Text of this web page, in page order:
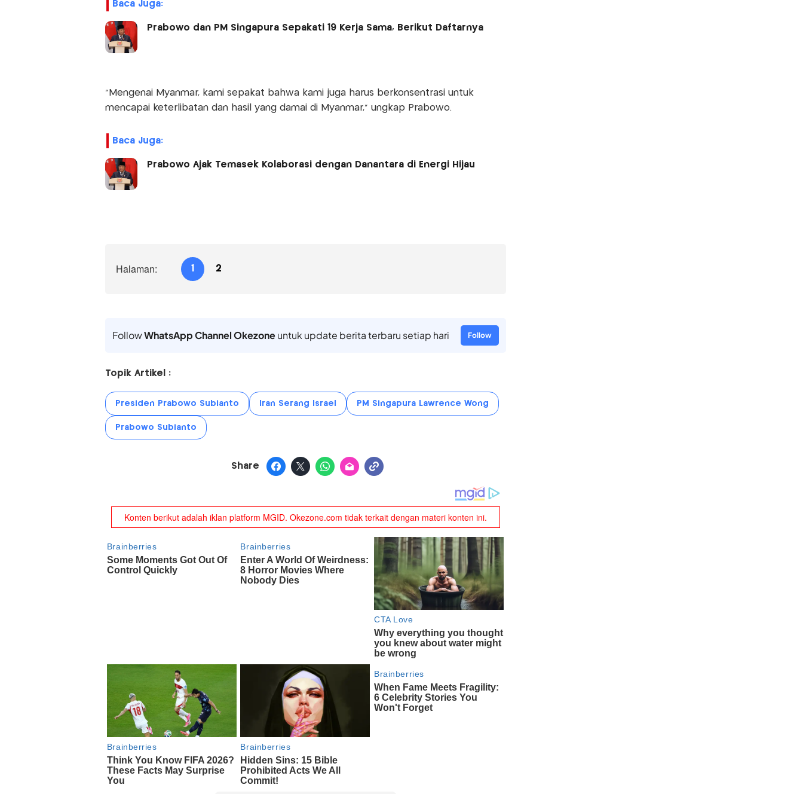
Baca Juga:
Prabowo dan PM Singapura Sepakati 19 Kerja Sama, Berikut Daftarnya
“Mengenai Myanmar, kami sepakat bahwa kami juga harus berkonsentrasi untuk
mencapai keterlibatan dan hasil yang damai di Myanmar,” ungkap Prabowo.
Baca Juga:
Prabowo Ajak Temasek Kolaborasi dengan Danantara di Energi Hijau
Halaman: 1 2
FollowWhatsApp Channel Okezoneuntuk update berita terbaru setiap hari Follow
Topik Artikel :
Presiden Prabowo Subianto Iran Serang Israel PM Singapura Lawrence Wong
Prabowo Subianto
Share